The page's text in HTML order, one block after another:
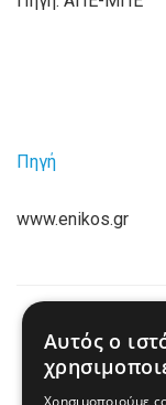
Πηγή
www.enikos.gr
Κρήτη:
Αυτός ο
Χρησιμοποιούμε